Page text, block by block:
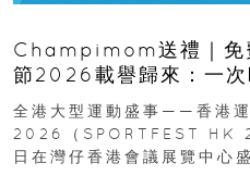
Champimom送禮｜免
節2026載譽歸來：一次
動、街舞比賽＋逾百運
全港大型運動盛事——香港運
2026（SPORTFEST HK
日在灣仔香港會議展覽中心